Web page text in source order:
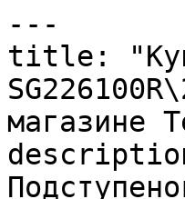
---
title:
магазине